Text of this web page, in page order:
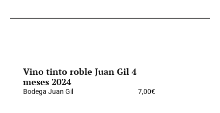
Vino tinto roble Juan Gil 4
meses 2024
Bodega Juan Gil 7,00€